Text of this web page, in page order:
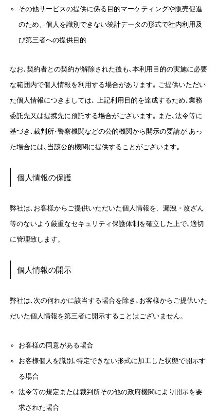
その他サービスの提供に係る目的マーケティングや販売促進
のため、個人を識別できない統計データの形式で社内利用及
び第三者への提供目的
なお､契約者との契約が解除された後も､本利用目的の実施に必要
な範囲内で個人情報を利用する場合があります｡ ご提供いただい
た個人情報につきましては､ 上記利用目的を達成するため､業務
委託先又は提携先に預託する場合がございます｡ また､法令等に
基づき､裁判所･警察機関などの公的機関から開示の要請が あっ
た場合には､当該公的機関に提供することがございます｡
個人情報の保護
弊社は､お客様からご提供いただいた個人情報を、漏洩・改ざん
等のないよう厳重なセキュリティ保護体制を確立した上で､適切
に管理致します。
個人情報の開示
弊社は､次の何れかに該当する場合を除き､お客様からご提供いた
だいた個人情報を第三者に開示することはございません。
お客様の同意がある場合
お客様個人を識別､特定できない形式に加工した状態で開示す
る場合
法令等の規定または裁判所その他の政府機関により開示を要
求された場合